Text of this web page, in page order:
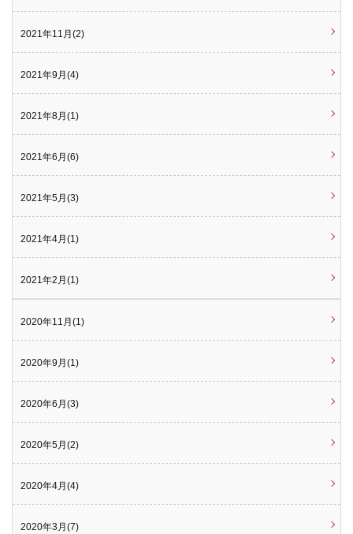
2021年11月(2)
2021年9月(4)
2021年8月(1)
2021年6月(6)
2021年5月(3)
2021年4月(1)
2021年2月(1)
2020年11月(1)
2020年9月(1)
2020年6月(3)
2020年5月(2)
2020年4月(4)
2020年3月(7)